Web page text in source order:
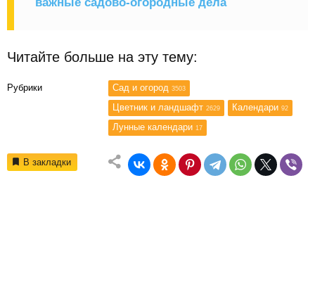
Читайте больше на эту тему:
Рубрики Сад и огород 3503
Цветник и ландшафт 2629 Календари 92
Лунные календари 17
В закладки